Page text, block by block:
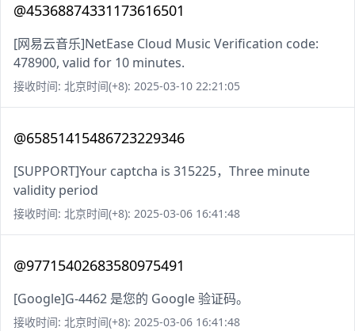
@45368874331173616501
[网易云音乐]NetEase Cloud Music Verification code:
478900, valid for 10 minutes.
接收时间: 北京时间(+8): 2025-03-10 22:21:05
@65851415486723229346
[SUPPORT]Your captcha is 315225，Three minute
validity period
接收时间: 北京时间(+8): 2025-03-06 16:41:48
@97715402683580975491
[Google]G-4462 是您的 Google 验证码。
接收时间: 北京时间(+8): 2025-03-06 16:41:48